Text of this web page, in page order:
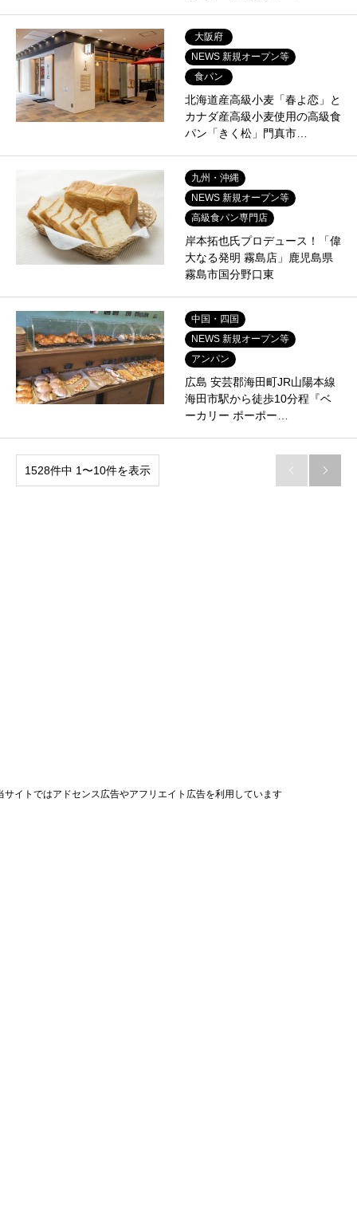
大阪府
NEWS 新規オープン等
食パン
北海道産高級小麦「春よ恋」と
カナダ産高級小麦使用の高級食
パン「きく松」門真市…
九州・沖縄
NEWS 新規オープン等
高級食パン専門店
岸本拓也氏プロデュース！「偉
大なる発明 霧島店」鹿児島県
霧島市国分野口東
中国・四国
NEWS 新規オープン等
アンパン
広島 安芸郡海田町JR山陽本線
海田市駅から徒歩10分程『ベ
ーカリー ポーポー…
1528件中 1〜10件を表示  
サイトではアドセンス広告やアフリエイト広告を利用しています